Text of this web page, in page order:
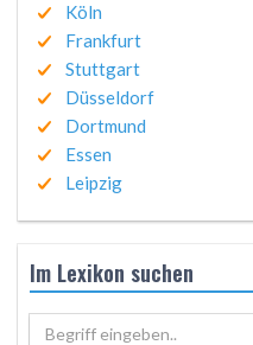
Köln
Frankfurt
Stuttgart
Düsseldorf
Dortmund
Essen
Leipzig
Im Lexikon suchen
Begriff eingeben..